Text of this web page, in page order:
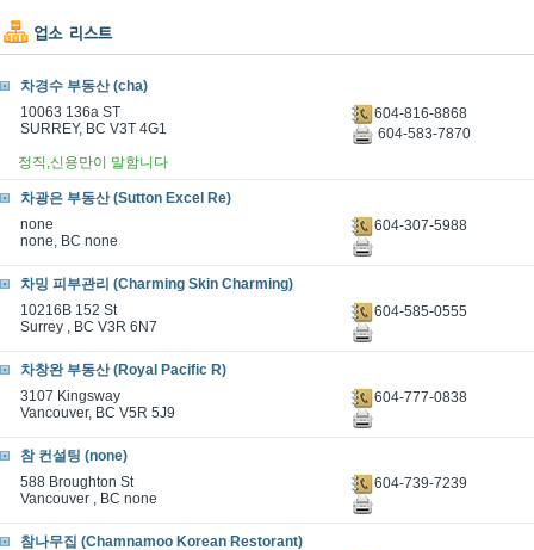
차경수 부동산 (cha)
10063 136a ST
SURREY, BC V3T 4G1
604-816-8868
604-583-7870
정직,신용만이 말함니다
차광은 부동산 (Sutton Excel Re)
none
none, BC none
604-307-5988
차밍 피부관리 (Charming Skin Charming)
10216B 152 St
Surrey , BC V3R 6N7
604-585-0555
차창완 부동산 (Royal Pacific R)
3107 Kingsway
Vancouver, BC V5R 5J9
604-777-0838
참 컨설팅 (none)
588 Broughton St
Vancouver , BC none
604-739-7239
참나무집 (Chamnamoo Korean Restorant)